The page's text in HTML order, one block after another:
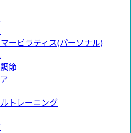
ーピラティス(パーソナル)
節
トレーニング